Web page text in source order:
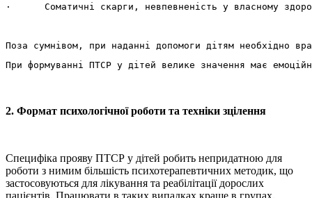
·      Соматичні скарги, невпевненість у власному
Поза сумнівом, при наданні допомоги дітям необхідно
При формуванні ПТСР у дітей велике значення має
2. Формат психологічної роботи та техніки зцілення
Специфіка прояву ПТСР у дітей робить непридатною для
роботи з нимим більшість психотерапевтичних методик, що
застосовуються для лікування та реабілітації дорослих
пацієнтів. Працювати в таких випадках краще в групах,